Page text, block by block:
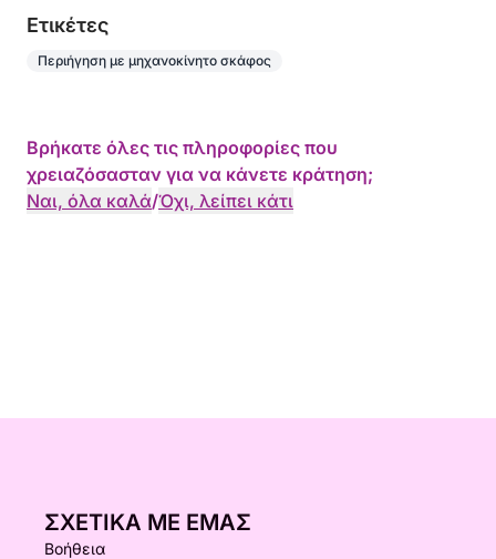
Eτικέτες
Περιήγηση με μηχανοκίνητο σκάφος
Βρήκατε όλες τις πληροφορίες που
χρειαζόσασταν για να κάνετε κράτηση;
Ναι, όλα καλά/Όχι, λείπει κάτι
ΣΧΕΤΙΚΆ ΜΕ ΕΜΆΣ
Βοήθεια